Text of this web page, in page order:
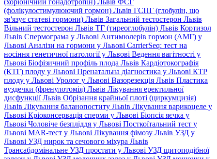
(хоріонічний гонадотропін) Львів ФСГ
(фолікулостимулюючий гормон) Львів ГСПГ (глобулін, що
зв'язує статеві гормони) Львів Загальний тестостерон Львів
Вільний тестостерон Львів ТГ (тиреоглобулін) Львів Кортизол
Львів Спермограма у Львові Антимюлерів гормон (АМГ) у
Львові Аналізи на гормони у Львові CarrierSeq: тест на
носіння генетичної патології у Львові Ведення вагітності у
Львові Біофізичний профіль плода Львів Кардіотокографія
(КТГ) плоду у Львові Пренатальна діагностика у Львові КТР
плоду у Львові Уролог у Львові Вазорезекція Львів Пластика
вуздечки (френулотомія) Львів Лікування еректильної
дисфункції Львів Обрізання крайньої плоті (циркумцизія)
Львів Лікування баланопоститу Львів Лікування варикоцеле у
Львові Кріоконсервація сперми у Львові Біопсія яєчка у
Львові Чоловіче безпліддя у Львові Посткоїтальний тест у
Львові MAR-тест у Львові Лікування фімозу Львів УЗД у
Львові УЗД нирок та сечового міхура Львів
Трансабдомінальне УЗД простати у Львові УЗД щитоподібної